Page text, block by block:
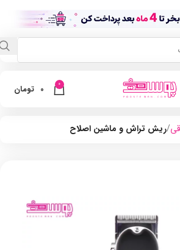
0
0 تومان
ریش تراش و ماشین اصلاح